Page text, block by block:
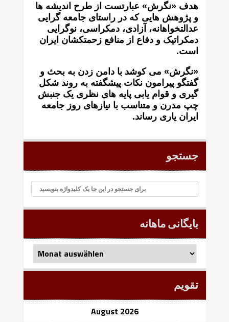
هدف «نگرش» عبارتست از طرح انديشه ها
و پژوهش هايی که در راستای جامعه گرايی
عدالتخواهانه، آزادی، دمکراسی، نوگرايی
دمکراتيک و دفاع از منافع زحمتکشان ايران
است.
«نگرش» می کوشد با دامن زدن به بحث و
گفتگو پيرامون نکات پیشگفته به روند شکل
گيری و قوام يابی پايه های نظری يک جنبش
چپ مدرن و متناسب با نيازهای روز جامعه
ايران ياری رساند.
جستجو
بایگانی ماهانه
بایگانی
ماهانه
تقویم
August 2026